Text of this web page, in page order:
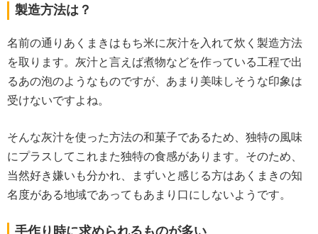
製造方法は？
名前の通りあくまきはもち米に灰汁を入れて炊く製造方法
を取ります。灰汁と言えば煮物などを作っている工程で出
るあの泡のようなものですが、あまり美味しそうな印象は
受けないですよね。
そんな灰汁を使った方法の和菓子であるため、独特の風味
にプラスしてこれまた独特の食感があります。そのため、
当然好き嫌いも分かれ、まずいと感じる方はあくまきの知
名度がある地域であってもあまり口にしないようです。